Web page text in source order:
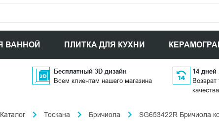
ВАННОЙ ПЛИТКА ДЛЯ КУХНИ
Бесплатный 3D дизайн
Всем клиентам нашего магазина
14 дней
качества
Каталог Тоскана Бричиола SG653422R Бричиола